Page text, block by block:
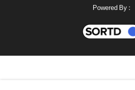
Powered By :